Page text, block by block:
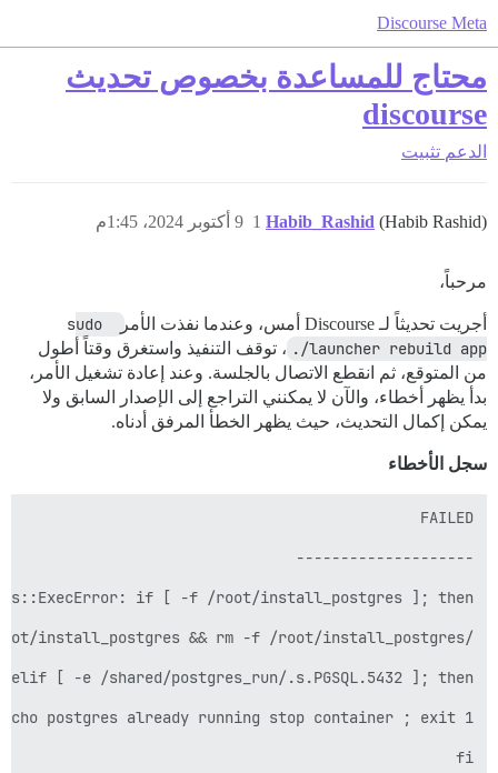
Discourse Meta
محتاج للمساعدة بخصوص تحديث
discourse
الدعم تثبيت
Habib_Rashid (Habib Rashid) 9 أكتوبر 2024، 1:45م 1
مرحباً،
أجريت تحديثاً لـ Discourse أمس، وعندما نفذت الأمر
sudo
./launcher rebuild app ، توقف التنفيذ واستغرق وقتاً أطول
من المتوقع، ثم انقطع الاتصال بالجلسة. وعند إعادة تشغيل الأمر،
بدأ يظهر أخطاء، والآن لا يمكنني التراجع إلى الإصدار السابق ولا
يمكن إكمال التحديث، حيث يظهر الخطأ المرفق أدناه.
سجل الأخطاء